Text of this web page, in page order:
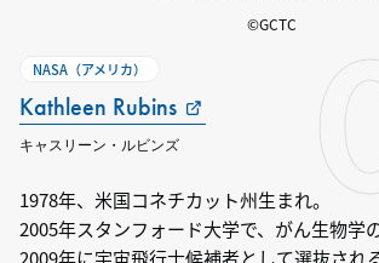
©GCTC
NASA（アメリカ）
Kathleen Rubins
キャスリーン・ルビンズ
1978年、米国コネチカット州生まれ。
2005年スタンフォード大学で、がん生物学
2009年に宇宙飛行士候補者として選抜される